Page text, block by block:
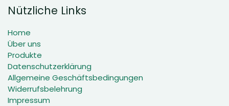
Nützliche Links
Home
Über uns
Produkte
Datenschutzerklärung
Allgemeine Geschäftsbedingungen
Widerrufsbelehrung
Impressum